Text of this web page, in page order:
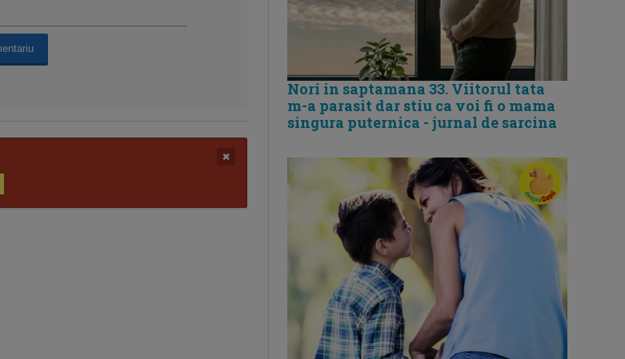
Nori in saptamana 33. Viitorul tata
m-a parasit dar stiu ca voi fi o mama
singura puternica - jurnal de sarcina